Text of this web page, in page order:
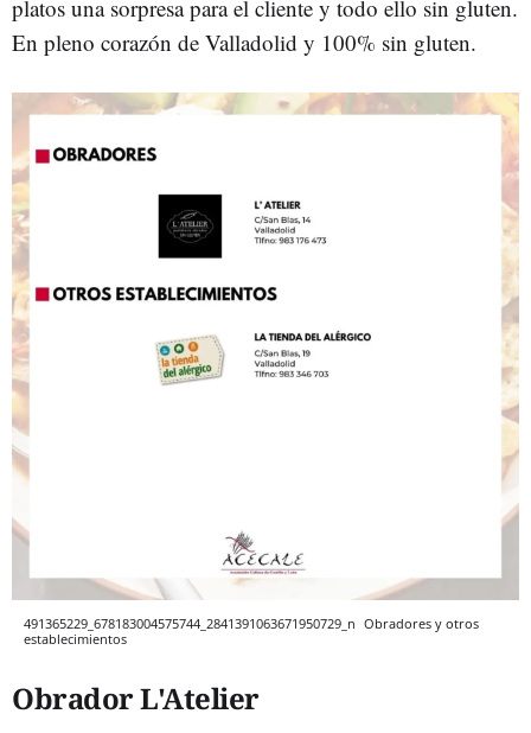
platos una sorpresa para el cliente y todo ello sin gluten.
En pleno corazón de Valladolid y 100% sin gluten.
491365229_678183004575744_2841391063671950729_n Obradores y otros
establecimientos
Obrador L'Atelier